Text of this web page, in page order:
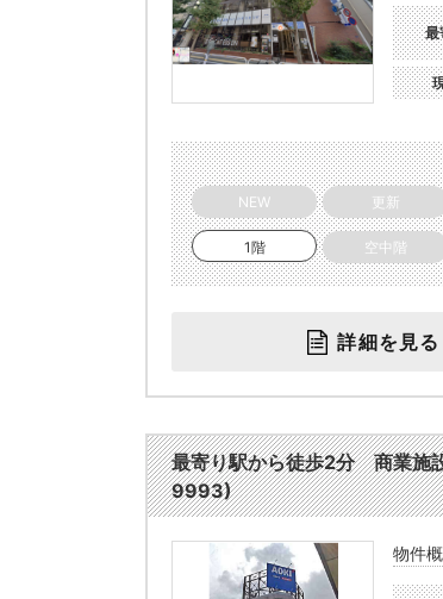
最
NEW 更新
1階 空中階
詳細を見る
最寄り駅から徒歩2分 商業
9993)
物件